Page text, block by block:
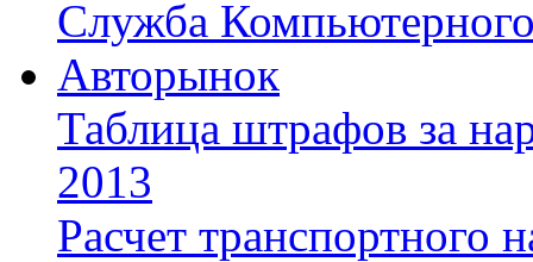
Служба
Авторынок
Таблица штрафов за
2013
Расчет транспортного